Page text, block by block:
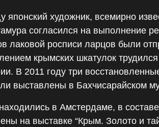
японский художник, всемирно
согласился на выполнение
лаковой росписи ларцов были
крымских шкатулок
В 2011 году три
выставлены в Бахчисарайском
в Амстердаме, в
на выставке “Крым. Золото и